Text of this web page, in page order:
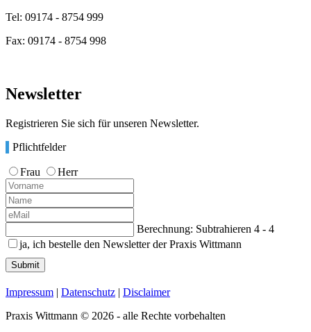
Tel: 09174 - 8754 999​
Fax: 09174 - 8754 998
Newsletter
Registrieren Sie sich für unseren Newsletter.
Pflichtfelder
Frau Herr
Berechnung: Subtrahieren 4 - 4
ja, ich bestelle den Newsletter der Praxis Wittmann
Submit
Impressum | Datenschutz | Disclaimer
Praxis Wittmann © 2026 - alle Rechte vorbehalten